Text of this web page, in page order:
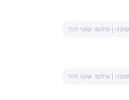
| צילום: שוקי לרר
| צילום: שוקי לרר